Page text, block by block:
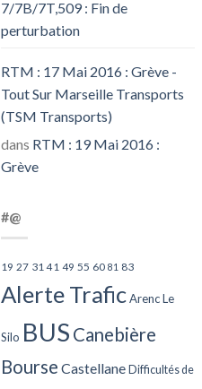
7/7B/7T,509 : Fin de
perturbation
RTM : 17 Mai 2016 : Grève -
Tout Sur Marseille Transports
(TSM Transports)
dans RTM : 19 Mai 2016 :
Grève
#@
19 27 31 41 49 55 60 81 83
Alerte Trafic Arenc Le
Silo BUS Canebière
Bourse Castellane Difficultés de